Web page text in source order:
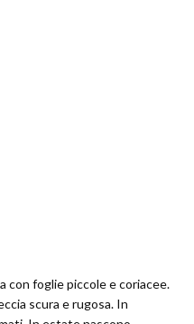
con foglie piccole e coriacee.
scura e rugosa. In